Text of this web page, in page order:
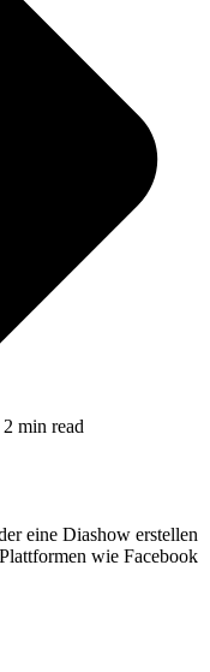
2 min read
eine Diashow erstellen
wie Facebook